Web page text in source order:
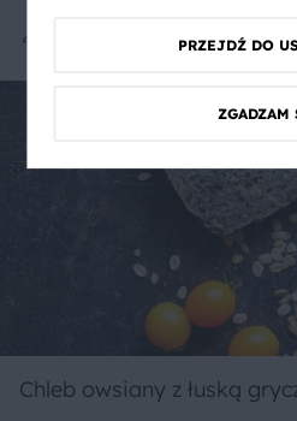
Chleb owsiany z łuską
PRZEJDŹ DO
ZGADZAM